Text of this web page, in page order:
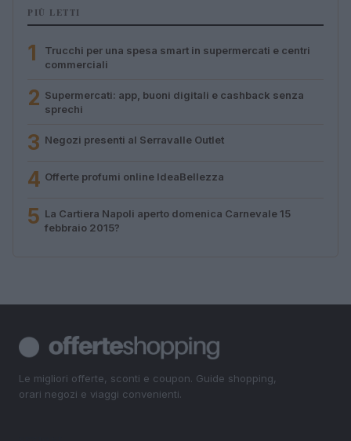
PIÙ LETTI
1
Trucchi per una spesa smart in supermercati e centri
commerciali
2 Supermercati: app, buoni digitali e cashback senza
sprechi
3 Negozi presenti al Serravalle Outlet
4 Offerte profumi online IdeaBellezza
5 La Cartiera Napoli aperto domenica Carnevale 15
febbraio 2015?
Le migliori offerte, sconti e coupon. Guide shopping,
orari negozi e viaggi convenienti.